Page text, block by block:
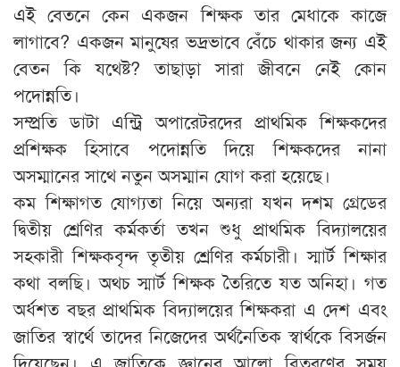
এই বেতনে কেন একজন শিক্ষক তার মেধাকে কাজে
লাগাবে? একজন মানুষের ভদ্রভাবে বেঁচে থাকার জন্য এই
বেতন কি যথেষ্ট? তাছাড়া সারা জীবনে নেই কোন
পদোন্নতি।
সম্প্রতি ডাটা এন্ট্রি অপারেটরদের প্রাথমিক শিক্ষকদের
প্রশিক্ষক হিসাবে পদোন্নতি দিয়ে শিক্ষকদের নানা
অসম্মানের সাথে নতুন অসম্মান যোগ করা হয়েছে।
কম শিক্ষাগত যোগ্যতা নিয়ে অন্যরা যখন দশম গ্রেডের
দ্বিতীয় শ্রেণির কর্মকর্তা তখন শুধু প্রাথমিক বিদ্যালয়ের
সহকারী শিক্ষকবৃন্দ তৃতীয় শ্রেণির কর্মচারী। স্মার্ট শিক্ষার
কথা বলছি। অথচ স্মার্ট শিক্ষক তৈরিতে যত অনিহা। গত
অর্ধশত বছর প্রাথমিক বিদ্যালয়ের শিক্ষকরা এ দেশ এবং
জাতির স্বার্থে তাদের নিজেদের অর্থনৈতিক স্বার্থকে বিসর্জন